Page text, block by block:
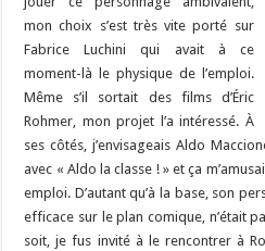
mon choix s’est très vite porté sur
Fabrice Luchini qui avait à ce
moment-là le physique de l’emploi.
Même s’il sortait des films d’Éric
Rohmer, mon projet l’a intéressé. À
ses côtés, j’envisageais Aldo
avec « Aldo la classe ! » et ça
emploi. D’autant qu’à la base, son
efficace sur le plan comique, n’était
soit, je fus invité à le rencontrer à